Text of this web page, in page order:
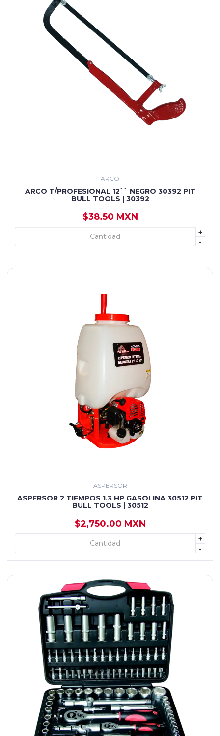
ARCO
ARCO T/PROFESIONAL 12`` NEGRO 30392 PIT
BULL TOOLS | 30392
$38.50 MXN
+
-
+ AGREGAR
ASPERSOR
ASPERSOR 2 TIEMPOS 1.3 HP GASOLINA 30512 PIT
BULL TOOLS | 30512
$2,750.00 MXN
+
-
+ AGREGAR